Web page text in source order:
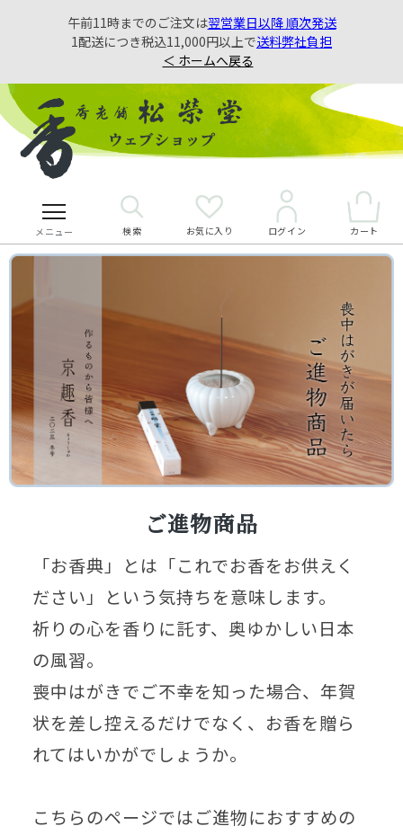
午前11時までのご注文は翌営業日以降 順次発送
1配送につき税込11,000円以上で送料弊社負担
＜ ホームへ戻る
メニュー 検索 お気に入り ログイン カート
ご進物商品
「お香典」とは「これでお香をお供えく
ださい」という気持ちを意味します。
祈りの心を香りに託す、奥ゆかしい日本
の風習。
喪中はがきでご不幸を知った場合、年賀
状を差し控えるだけでなく、お香を贈ら
れてはいかがでしょうか。
こちらのページではご進物におすすめの